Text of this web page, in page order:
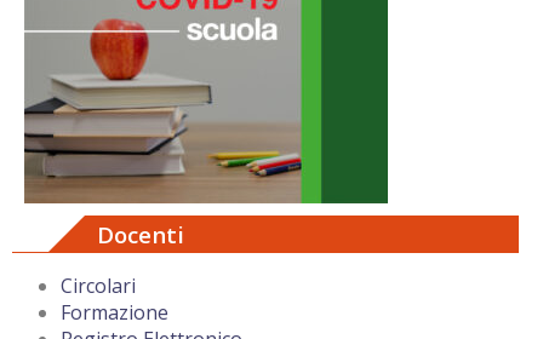
Docenti
Circolari
Formazione